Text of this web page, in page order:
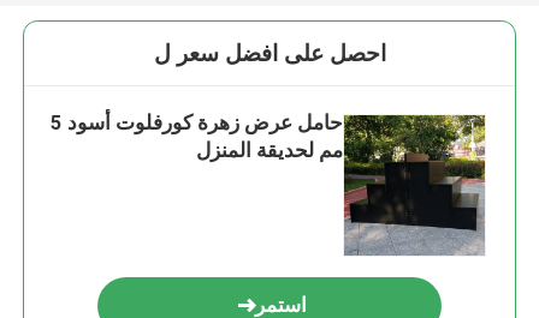
احصل على افضل سعر ل
حامل عرض زهرة كورفلوت أسود 5
مم لحديقة المنزل
استمر